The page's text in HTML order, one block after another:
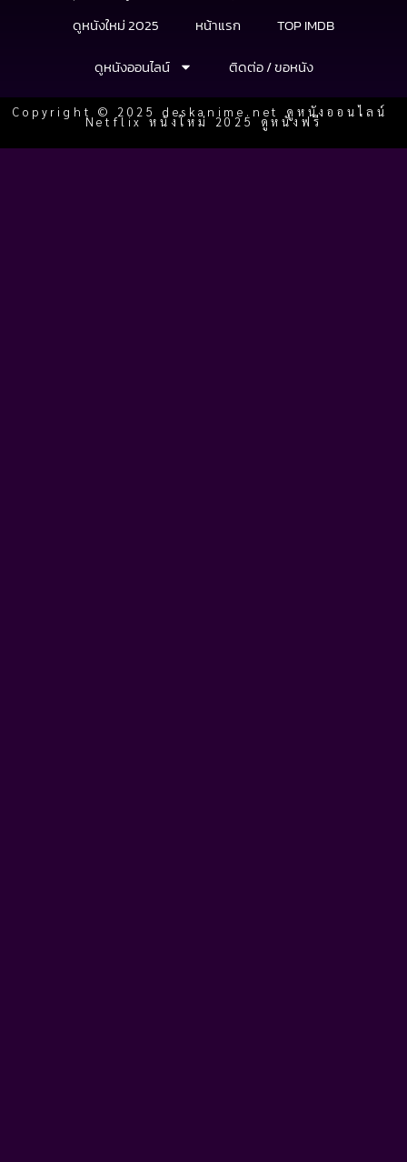
ดูหนังใหม่ 2025 หน้าแรก
TOP IMDB
ดูหนังออนไลน์
ติดต่อ / ขอหนัง
Copyright © 2025 deskanime.net ดูหนังออนไลน์
Netflix หนังใหม่ 2025 ดูหนังฟรี